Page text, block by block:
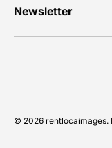
Newsletter
© 2026 rentlocaimages.